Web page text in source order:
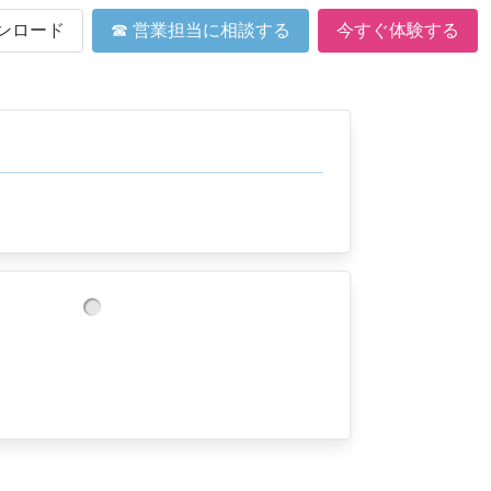
ロード ☎ 営業担当に相談する 今すぐ体験する